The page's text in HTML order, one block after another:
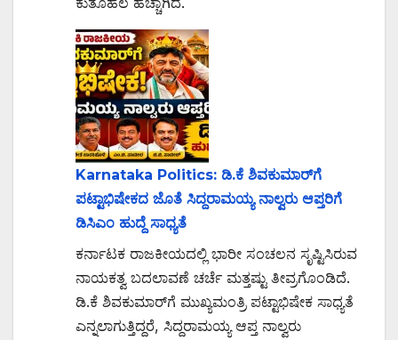
Karnataka Politics: ಡಿ.ಕೆ ಶಿವಕುಮಾರ್‌ಗೆ
ಪಟ್ಟಾಭಿಷೇಕದ ಜೊತೆ ಸಿದ್ದರಾಮಯ್ಯ ನಾಲ್ವರು ಆಪ್ತರಿಗೆ
ಡಿಸಿಎಂ ಹುದ್ದೆ ಸಾಧ್ಯತೆ
ಕರ್ನಾಟಕ ರಾಜಕೀಯದಲ್ಲಿ ಭಾರೀ ಸಂಚಲನ ಸೃಷ್ಟಿಸಿರುವ
ನಾಯಕತ್ವ ಬದಲಾವಣೆ ಚರ್ಚೆ ಮತ್ತಷ್ಟು ತೀವ್ರಗೊಂಡಿದೆ.
ಡಿ.ಕೆ ಶಿವಕುಮಾರ್‌ಗೆ ಮುಖ್ಯಮಂತ್ರಿ ಪಟ್ಟಾಭಿಷೇಕ ಸಾಧ್ಯತೆ
ಎನ್ನಲಾಗುತ್ತಿದ್ದರೆ, ಸಿದ್ದರಾಮಯ್ಯ ಆಪ್ತ ನಾಲ್ವರು